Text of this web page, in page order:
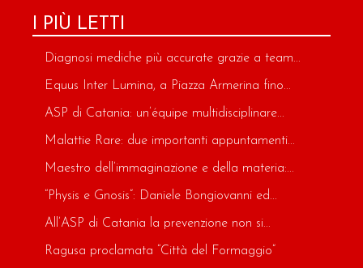
I PIÙ LETTI
Diagnosi mediche più accurate grazie a team...
Equus Inter Lumina, a Piazza Armerina fino...
ASP di Catania: un’équipe multidisciplinare...
Malattie Rare: due importanti appuntamenti...
Maestro dell’immaginazione e della materia:...
“Physis e Gnosis”: Daniele Bongiovanni ed...
All’ASP di Catania la prevenzione non si...
Ragusa proclamata “Città del Formaggio”